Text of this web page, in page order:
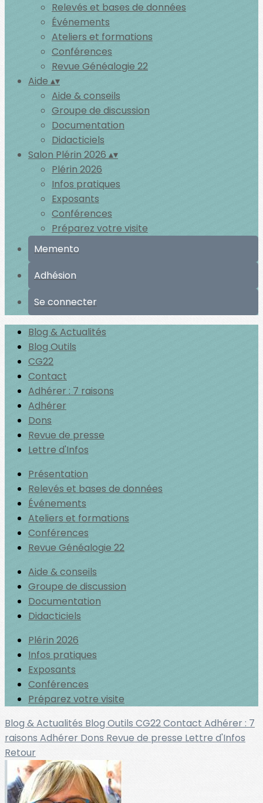
Relevés et bases de données
Événements
Ateliers et formations
Conférences
Revue Généalogie 22
Aide ▴▾
Aide & conseils
Groupe de discussion
Documentation
Didacticiels
Salon Plérin 2026 ▴▾
Plérin 2026
Infos pratiques
Exposants
Conférences
Préparez votre visite
Memento
Adhésion
Se connecter
Blog & Actualités
Blog Outils
CG22
Contact
Adhérer : 7 raisons
Adhérer
Dons
Revue de presse
Lettre d'Infos
Présentation
Relevés et bases de données
Événements
Ateliers et formations
Conférences
Revue Généalogie 22
Aide & conseils
Groupe de discussion
Documentation
Didacticiels
Plérin 2026
Infos pratiques
Exposants
Conférences
Préparez votre visite
Blog & Actualités Blog Outils CG22Contact Adhérer : 7
raisons Adhérer Dons Revue de presse Lettre d'Infos
Retour